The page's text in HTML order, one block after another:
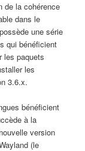
de la cohérence
dans le
une série
qui bénéficient
les paquets
les
3.6.x.
bénéficient
à la
version
(le